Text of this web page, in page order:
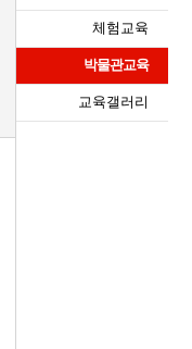
체험교육
박물관교육
교육갤러리